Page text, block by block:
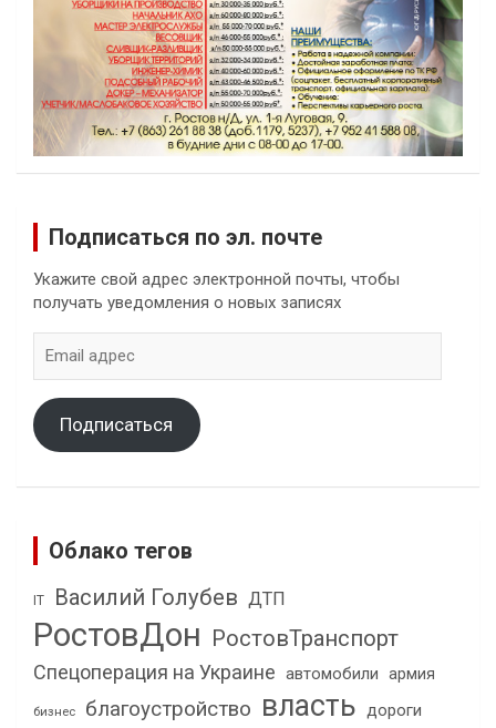
Подписаться по эл. почте
Укажите свой адрес электронной почты, чтобы
получать уведомления о новых записях
адрес
Подписаться
Облако тегов
IT Василий Голубев ДТП
РостовДон РостовТранспорт
Спецоперация на Украине автомобили армия
бизнес благоустройство власть дороги